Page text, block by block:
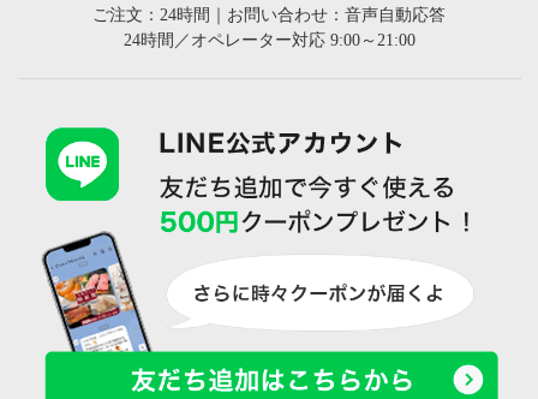
ご注文：24時間｜お問い合わせ：音声自動応答
24時間／オペレーター対応 9:00～21:00